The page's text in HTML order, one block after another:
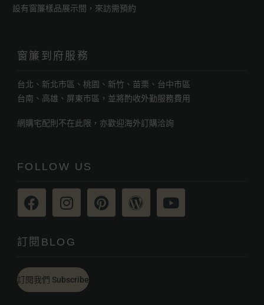
設有窗簾樣品展示間，來訪需預約
窗簾到府服務
台北、新北市區、桃園、新竹、苗栗、台中市區
台南、高雄、屏東市區，並將酌收外勤服務費用
網購宅配則不在此限，亦歡迎海外訂購洽詢
FOLLOW US
訂閱BLOG
訂閱我們 Subscribe